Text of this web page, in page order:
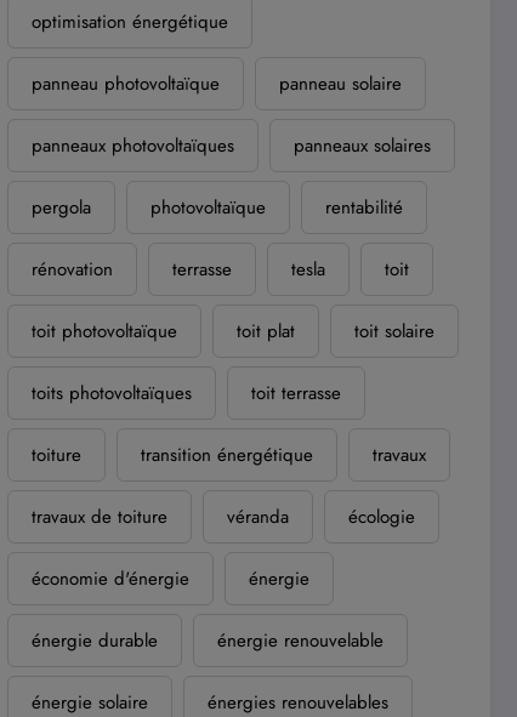
optimisation énergétique
panneau photovoltaïque panneau solaire
panneaux photovoltaïques panneaux solaires
pergola photovoltaïque rentabilité
rénovation terrasse tesla toit
toit photovoltaïque toit plat toit solaire
toits photovoltaïques toit terrasse
toiture transition énergétique travaux
travaux de toiture véranda écologie
économie d'énergie énergie
énergie durable énergie renouvelable
énergie solaire énergies renouvelables